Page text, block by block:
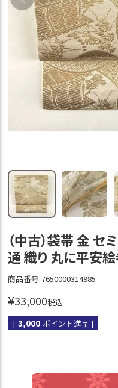
（中古）袋帯 金 セ
通 織り 丸に平安
商品番号 7650000314985
¥33,000税込
[ 3,000 ポイント進呈 ]